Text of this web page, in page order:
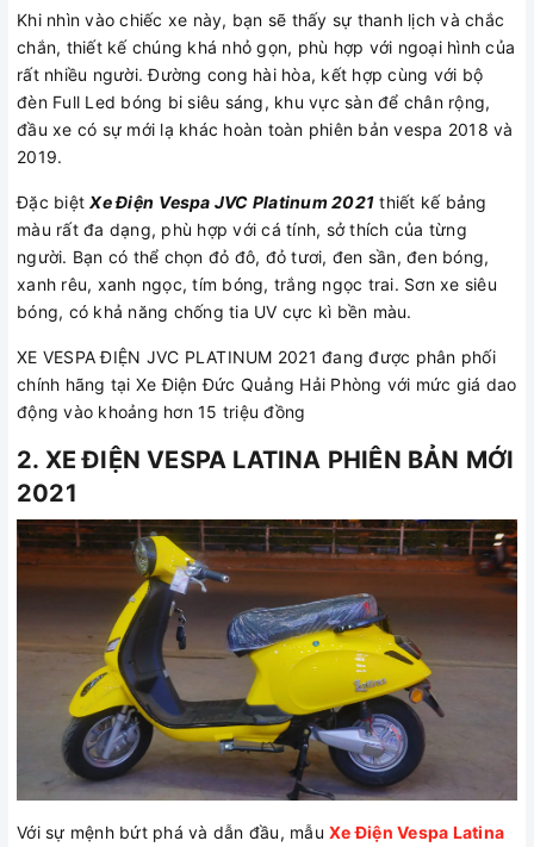
Khi nhìn vào chiếc xe này, bạn sẽ thấy sự thanh lịch và chắc
chắn, thiết kế chúng khá nhỏ gọn, phù hợp với ngoại hình của
rất nhiều người. Đường cong hài hòa, kết hợp cùng với bộ
đèn Full Led bóng bi siêu sáng, khu vực sàn để chân rộng,
đầu xe có sự mới lạ khác hoàn toàn phiên bản vespa 2018 và
2019.
Đặc biệtXe Điện Vespa JVC Platinum 2021 thiết kế bảng
màu rất đa dạng, phù hợp với cá tính, sở thích của từng
người. Bạn có thể chọn đỏ đô, đỏ tươi, đen sần, đen bóng,
xanh rêu, xanh ngọc, tím bóng, trắng ngọc trai. Sơn xe siêu
bóng, có khả năng chống tia UV cực kì bền màu.
XE VESPA ĐIỆN JVC PLATINUM 2021 đang được phân phối
chính hãng tại Xe Điện Đức Quảng Hải Phòng với mức giá dao
động vào khoảng hơn 15 triệu đồng
2. XE ĐIỆN VESPA LATINA PHIÊN BẢN MỚI
2021
Với sự mệnh bứt phá và dẫn đầu, mẫu Xe Điện Vespa Latina